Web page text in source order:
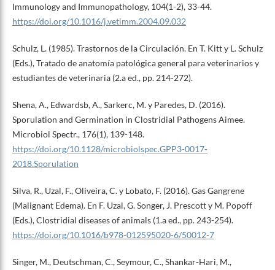
Immunology and Immunopathology, 104(1-2), 33-44.
https://doi.org/10.1016/j.vetimm.2004.09.032
Schulz, L. (1985). Trastornos de la Circulación. En T. Kitt y L. Schulz
(Eds.), Tratado de anatomía patológica general para veterinarios y
estudiantes de veterinaria (2.a ed., pp. 214-272).
Shena, A., Edwardsb, A., Sarkerc, M. y Paredes, D. (2016).
Sporulation and Germination in Clostridial Pathogens Aimee.
Microbiol Spectr., 176(1), 139-148.
https://doi.org/10.1128/microbiolspec.GPP3-0017-
2018.Sporulation
Silva, R., Uzal, F., Oliveira, C. y Lobato, F. (2016). Gas Gangrene
(Malignant Edema). En F. Uzal, G. Songer, J. Prescott y M. Popoff
(Eds.), Clostridial diseases of animals (1.a ed., pp. 243-254).
https://doi.org/10.1016/b978-012595020-6/50012-7
Singer, M., Deutschman, C., Seymour, C., Shankar-Hari, M.,